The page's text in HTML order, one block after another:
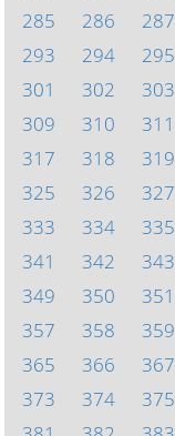
285
286 287
293
294 295
301
302 303
309
310 311
317
318 319
325
326 327
333
334 335
341
342 343
349
350 351
357
358 359
365
366 367
373
374 375